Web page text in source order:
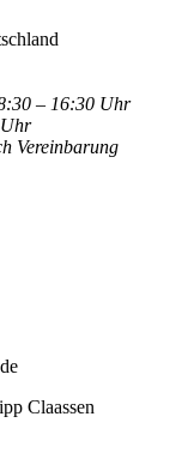
– 16:30 Uhr
Vereinbarung
Claassen